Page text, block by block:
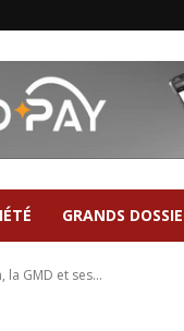
GRANDS
GMD et ses...